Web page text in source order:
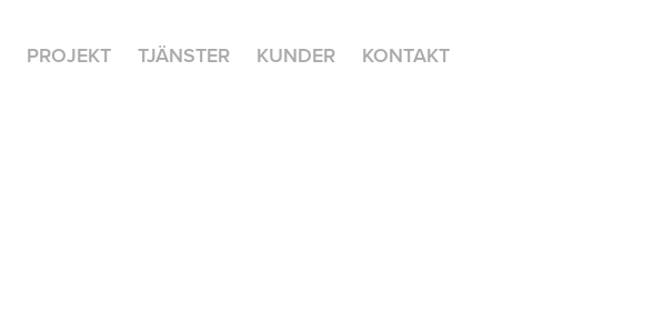
PROJEKT TJÄNSTER KUNDER KONTAKT